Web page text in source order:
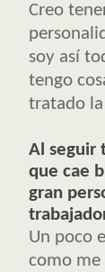
Creo
soy así
tengo
tratado
Al seguir
que cae
gran
Un poco
como me